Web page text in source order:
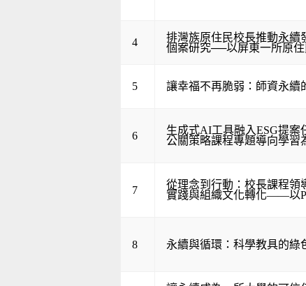
4
排灣族原住民校長推動永續
個案研究──以屏東一所原住
5 讓幸福不再脆弱：師資永續
6
生成式AI工具融入ESG提案
公關策略課程專題導向學習
7
從理念到行動：校長課程領
實踐與組織文化轉化——以P
8 永續與循環：科學教具的綠